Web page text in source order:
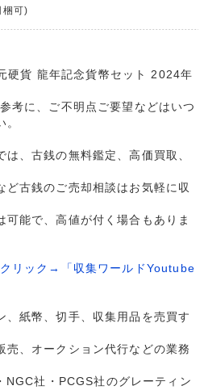
梱可)
硬貨 龍年記念貨幣セット 2024年
考に、ご不明点ご要望などはいつ
、古銭の無料鑑定、高価買取、
ど古銭のご売却相談はお気軽に収
能で、高値が付く場合もありま
リック→「収集ワールドYoutube
、紙幣、切手、収集用品を売買す
売、オークション代行などの業務
NGC社・PCGS社のグレーティン